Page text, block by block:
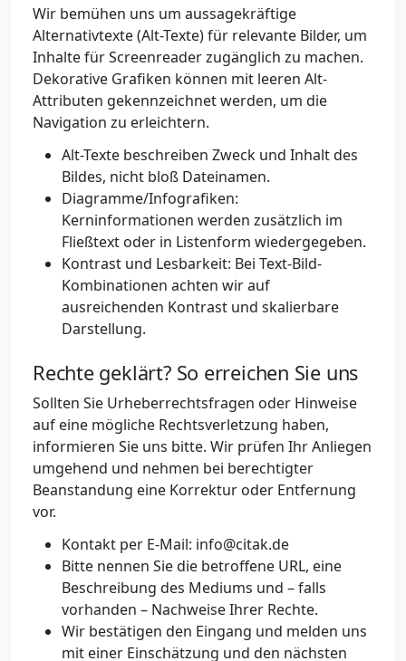
Wir bemühen uns um aussagekräftige
Alternativtexte (Alt-Texte) für relevante Bilder, um
Inhalte für Screenreader zugänglich zu machen.
Dekorative Grafiken können mit leeren Alt-
Attributen gekennzeichnet werden, um die
Navigation zu erleichtern.
Alt-Texte beschreiben Zweck und Inhalt des
Bildes, nicht bloß Dateinamen.
Diagramme/Infografiken:
Kerninformationen werden zusätzlich im
Fließtext oder in Listenform wiedergegeben.
Kontrast und Lesbarkeit: Bei Text-Bild-
Kombinationen achten wir auf
ausreichenden Kontrast und skalierbare
Darstellung.
Rechte geklärt? So erreichen Sie uns
Sollten Sie Urheberrechtsfragen oder Hinweise
auf eine mögliche Rechtsverletzung haben,
informieren Sie uns bitte. Wir prüfen Ihr Anliegen
umgehend und nehmen bei berechtigter
Beanstandung eine Korrektur oder Entfernung
vor.
Kontakt per E-Mail: info@citak.de
Bitte nennen Sie die betroffene URL, eine
Beschreibung des Mediums und – falls
vorhanden – Nachweise Ihrer Rechte.
Wir bestätigen den Eingang und melden uns
mit einer Einschätzung und den nächsten